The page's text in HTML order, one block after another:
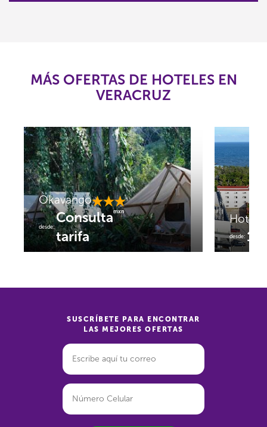
MÁS OFERTAS DE HOTELES EN
VERACRUZ
Okavango
desde:
Consulta
tarifa
mxn
Hotel
desde:
SUSCRÍBETE PARA ENCONTRAR
LAS MEJORES OFERTAS